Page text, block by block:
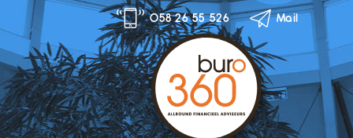
content
058 26 55 526 Mail